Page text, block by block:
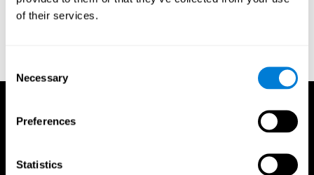
of their services.
Selection
Necessary
Preferences
Statistics
mainly reproductive. MSc Thesis, University of London.